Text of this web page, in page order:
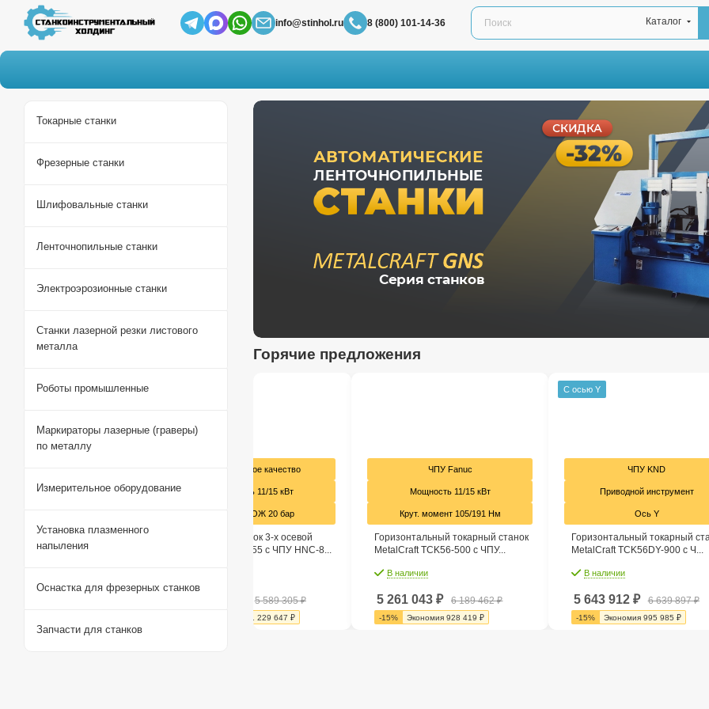
info@stinhol.ru 8 (800) 101-14-36 Каталог
Горячие предложения
Ручное шабрение
РМЦ 1000
Премиальное качество
Мощность 11/15 кВт
Подача СОЖ 20 бар
Фрезерный станок 3-х осевой
MetalCraft VMC855 с ЧПУ HNC-8...
5 589 305₽
1 229 647 ₽
ЧПУ Fanuc
Мощность 11/15 кВт
Крут. момент 105/191 Нм
Горизонтальный токарный станок
MetalCraft TCK56-500 с ЧПУ...
В наличии
5 261 043 ₽ 6 189 462₽
-15% Экономия 928 419 ₽
С осью Y
ЧПУ KND
Приводной инструмент
Ось Y
Горизонтальный токарный
MetalCraft TCK56DY-900 c Ч...
В наличии
5 643 912₽ 6 639 897₽
-15% Экономия 995 985 ₽
Токарные станки
Фрезерные станки
Шлифовальные станки
Ленточнопильные станки
Электроэрозионные станки
Станки лазерной резки листового
металла
Роботы промышленные
Маркираторы лазерные (граверы)
по металлу
Измерительное оборудование
Установка плазменного
напыления
Оснастка для фрезерных станков
Запчасти для станков